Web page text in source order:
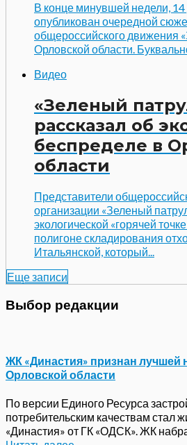
В конце минувшей недели,
опубликован очередной
общероссийского движения
Орловской области.
Видео
«Зеленый
рассказал об
беспределе в
области
Представители
организации «Зеленый
экологической «горячей
полигоне складирования
Итальянской, который...
Еще записи
Выбор редакции
ЖК «Династия» признан лучшей
Орловской области
По версии Единого Ресурса
потребительским качествам стал
«Династия» от ГК «ОДСК». ЖК